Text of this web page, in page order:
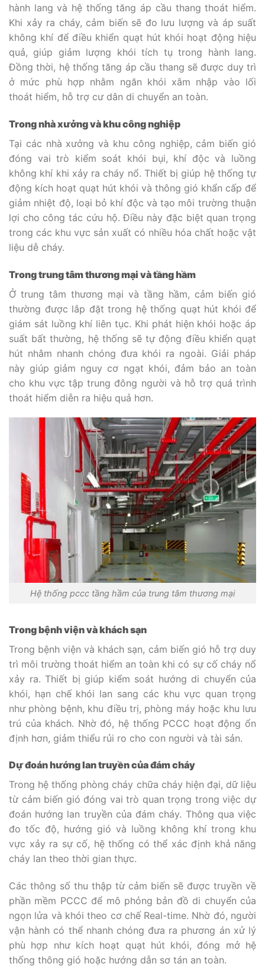
hành lang và hệ thống tăng áp cầu thang thoát hiểm.
Khi xảy ra cháy, cảm biến sẽ đo lưu lượng và áp suất
không khí để điều khiển quạt hút khói hoạt động hiệu
quả, giúp giảm lượng khói tích tụ trong hành lang.
Đồng thời, hệ thống tăng áp cầu thang sẽ được duy trì
ở mức phù hợp nhằm ngăn khói xâm nhập vào lối
thoát hiểm, hỗ trợ cư dân di chuyển an toàn.
Trong nhà xưởng và khu công nghiệp
Tại các nhà xưởng và khu công nghiệp, cảm biến gió
đóng vai trò kiểm soát khói bụi, khí độc và luồng
không khí khi xảy ra cháy nổ. Thiết bị giúp hệ thống tự
động kích hoạt quạt hút khói và thông gió khẩn cấp để
giảm nhiệt độ, loại bỏ khí độc và tạo môi trường thuận
lợi cho công tác cứu hộ. Điều này đặc biệt quan trọng
trong các khu vực sản xuất có nhiều hóa chất hoặc vật
liệu dễ cháy.
Trong trung tâm thương mại và tầng hầm
Ở trung tâm thương mại và tầng hầm, cảm biến gió
thường được lắp đặt trong hệ thống quạt hút khói để
giám sát luồng khí liên tục. Khi phát hiện khói hoặc áp
suất bất thường, hệ thống sẽ tự động điều khiển quạt
hút nhằm nhanh chóng đưa khói ra ngoài. Giải pháp
này giúp giảm nguy cơ ngạt khói, đảm bảo an toàn
cho khu vực tập trung đông người và hỗ trợ quá trình
thoát hiểm diễn ra hiệu quả hơn.
Hệ thống pccc tầng hầm của trung tâm thương mại
Trong bệnh viện và khách sạn
Trong bệnh viện và khách sạn, cảm biến gió hỗ trợ duy
trì môi trường thoát hiểm an toàn khi có sự cố cháy nổ
xảy ra. Thiết bị giúp kiểm soát hướng di chuyển của
khói, hạn chế khói lan sang các khu vực quan trọng
như phòng bệnh, khu điều trị, phòng máy hoặc khu lưu
trú của khách. Nhờ đó, hệ thống PCCC hoạt động ổn
định hơn, giảm thiểu rủi ro cho con người và tài sản.
Dự đoán hướng lan truyền của đám cháy
Trong hệ thống phòng cháy chữa cháy hiện đại, dữ liệu
từ cảm biến gió đóng vai trò quan trọng trong việc dự
đoán hướng lan truyền của đám cháy. Thông qua việc
đo tốc độ, hướng gió và luồng không khí trong khu
vực xảy ra sự cố, hệ thống có thể xác định khả năng
cháy lan theo thời gian thực.
Các thông số thu thập từ cảm biến sẽ được truyền về
phần mềm PCCC để mô phỏng bản đồ di chuyển của
ngọn lửa và khói theo cơ chế Real-time. Nhờ đó, người
vận hành có thể nhanh chóng đưa ra phương án xử lý
phù hợp như kích hoạt quạt hút khói, đóng mở hệ
thống thông gió hoặc hướng dẫn sơ tán an toàn.